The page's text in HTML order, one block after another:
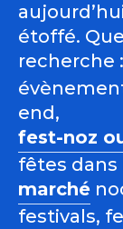
étoffé.
recherche :
end,
fest-noz
fêtes dans
marché
festivals,